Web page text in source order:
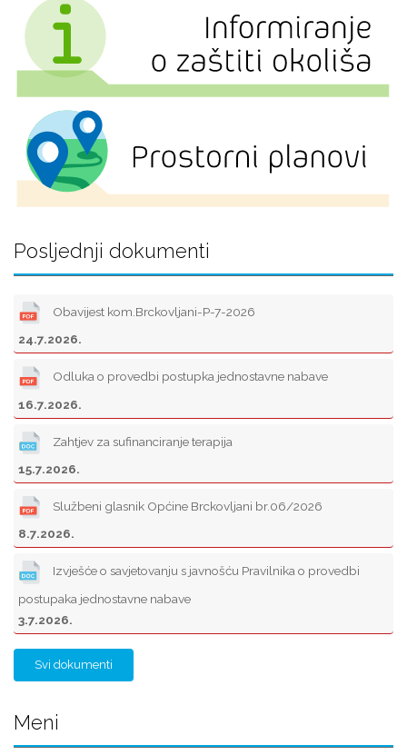
Posljednji dokumenti
Obavijest kom.Brckovljani-P-7-2026
24.7.2026.
Odluka o provedbi postupka jednostavne nabave
16.7.2026.
Zahtjev za sufinanciranje terapija
15.7.2026.
Službeni glasnik Općine Brckovljani br.06/2026
8.7.2026.
Izvješće o savjetovanju s javnošću Pravilnika o provedbi
postupaka jednostavne nabave
3.7.2026.
Svi dokumenti
Meni